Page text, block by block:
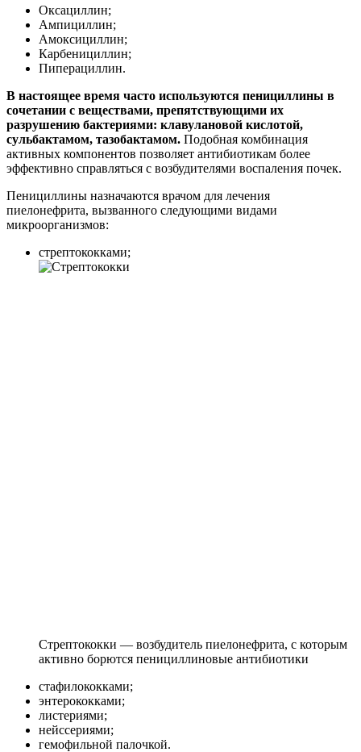
Оксациллин;
Ампициллин;
Амоксициллин;
Карбенициллин;
Пиперациллин.
В настоящее время часто используются пенициллины в
сочетании с веществами, препятствующими их
разрушению бактериями: клавулановой кислотой,
сульбактамом, тазобактамом. Подобная комбинация
активных компонентов позволяет антибиотикам более
эффективно справляться с возбудителями воспаления почек.
Пенициллины назначаются врачом для лечения
пиелонефрита, вызванного следующими видами
микроорганизмов:
стрептококками;
Стрептококки — возбудитель пиелонефрита, с которым
активно борются пенициллиновые антибиотики
стафилококками;
энтерококками;
листериями;
нейссериями;
гемофильной палочкой.